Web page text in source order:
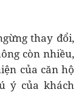
thay đổi,
còn nhiều,
của căn hộ
ý của khách